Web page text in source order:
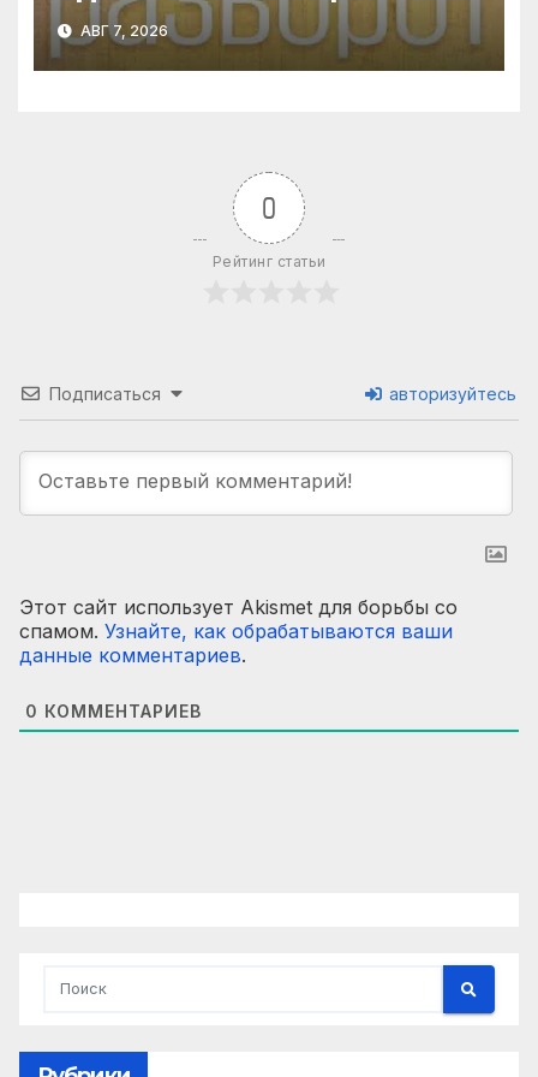
использовали срочников в
Курской области.
Венедиктов*
АВГ 7, 2026
0
Рейтинг статьи
Подписаться авторизуйтесь
Этот сайт использует Akismet для борьбы со
спамом. Узнайте, как обрабатываются ваши
данные комментариев.
0 КОММЕНТАРИЕВ